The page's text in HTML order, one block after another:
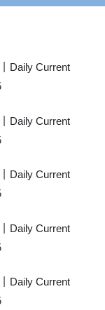
| Daily Current
| Daily Current
| Daily Current
| Daily Current
| Daily Current